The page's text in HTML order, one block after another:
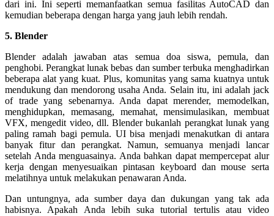
dari ini. Ini seperti memanfaatkan semua fasilitas AutoCAD dan
kemudian beberapa dengan harga yang jauh lebih rendah.
5. Blender
Blender adalah jawaban atas semua doa siswa, pemula, dan
penghobi. Perangkat lunak bebas dan sumber terbuka menghadirkan
beberapa alat yang kuat. Plus, komunitas yang sama kuatnya untuk
mendukung dan mendorong usaha Anda. Selain itu, ini adalah jack
of trade yang sebenarnya. Anda dapat merender, memodelkan,
menghidupkan, memasang, memahat, mensimulasikan, membuat
VFX, mengedit video, dll. Blender bukanlah perangkat lunak yang
paling ramah bagi pemula. UI bisa menjadi menakutkan di antara
banyak fitur dan perangkat. Namun, semuanya menjadi lancar
setelah Anda menguasainya. Anda bahkan dapat mempercepat alur
kerja dengan menyesuaikan pintasan keyboard dan mouse serta
melatihnya untuk melakukan penawaran Anda.
Dan untungnya, ada sumber daya dan dukungan yang tak ada
habisnya. Apakah Anda lebih suka tutorial tertulis atau video